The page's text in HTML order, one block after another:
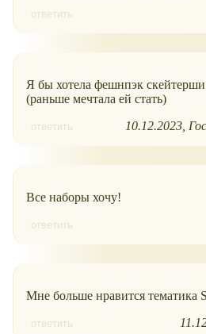
ответить
Я бы хотела фешнпэк
(раньше мечтала ей стать)
ответить 10.12.2023
Все наборы хочу!
ответить
Мне больше нравится тематика
ответить